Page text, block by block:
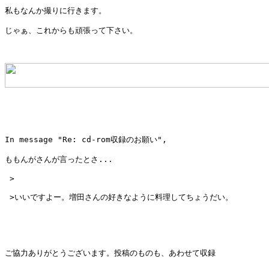
私もなんか撮りに行きます。
じゃぁ、これからも頑張って下さい。
In message "Re: cd-rom収録のお願い",
ももんがさんが言ったとさ...
>
>いいですよー。増田さんの好きなように料理してちょうだい。
ご協力ありがとうございます。投稿のものも、あわせて収録